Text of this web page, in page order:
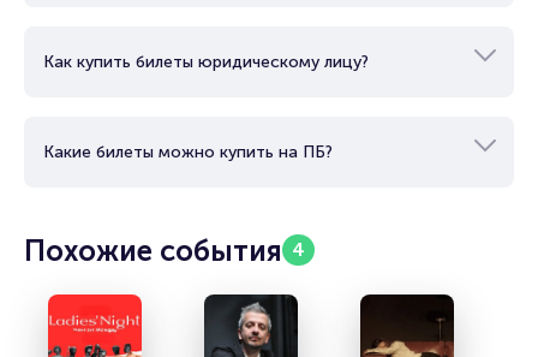
Как купить билеты юридическому лицу?
Какие билеты можно купить на ПБ?
Похожие события 4